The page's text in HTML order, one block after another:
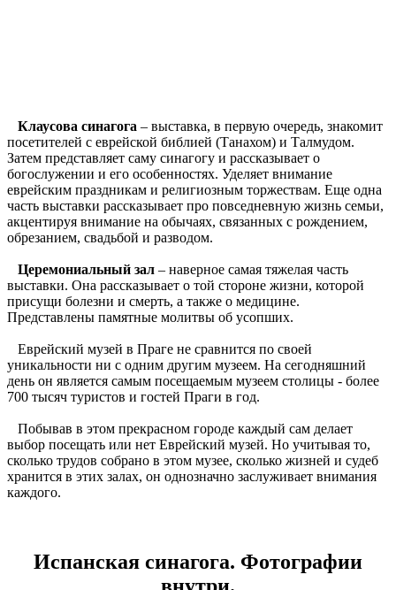
Клаусова синагога – выставка, в первую очередь, знакомит
посетителей с еврейской библией (Танахом) и Талмудом.
Затем представляет саму синагогу и рассказывает о
богослужении и его особенностях. Уделяет внимание
еврейским праздникам и религиозным торжествам. Еще одна
часть выставки рассказывает про повседневную жизнь семьи,
акцентируя внимание на обычаях, связанных с рождением,
обрезанием, свадьбой и разводом.
Церемониальный зал – наверное самая тяжелая часть
выставки. Она рассказывает о той стороне жизни, которой
присущи болезни и смерть, а также о медицине.
Представлены памятные молитвы об усопших.
Еврейский музей в Праге не сравнится по своей
уникальности ни с одним другим музеем. На сегодняшний
день он является самым посещаемым музеем столицы - более
700 тысяч туристов и гостей Праги в год.
Побывав в этом прекрасном городе каждый сам делает
выбор посещать или нет Еврейский музей. Но учитывая то,
сколько трудов собрано в этом музее, сколько жизней и судеб
хранится в этих залах, он однозначно заслуживает внимания
каждого.
Испанская синагога. Фотографии